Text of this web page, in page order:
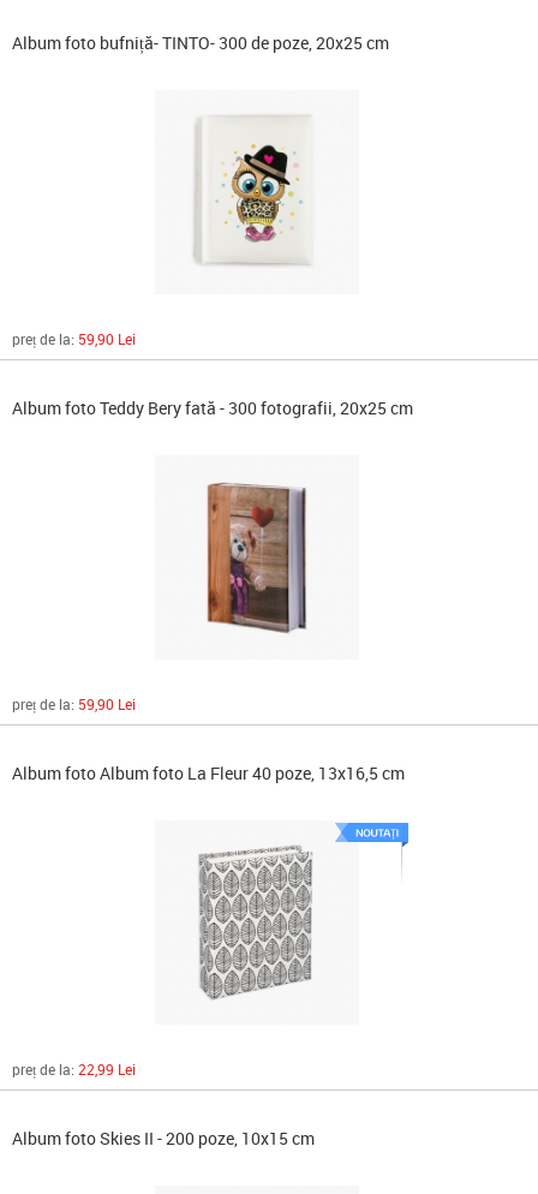
Album foto bufniță- TINTO- 300 de poze, 20x25 cm
preț de la: 59,90 Lei
Album foto Teddy Bery fată - 300 fotografii, 20x25 cm
preț de la: 59,90 Lei
Album foto Album foto La Fleur 40 poze, 13x16,5 cm
preț de la: 22,99 Lei
Album foto Skies II - 200 poze, 10x15 cm